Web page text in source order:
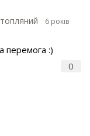
6 років
0
перемога :)